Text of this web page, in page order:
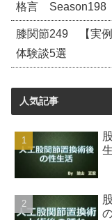
格言 Season198
膝関節249 【実例
体験談5選
人気記事